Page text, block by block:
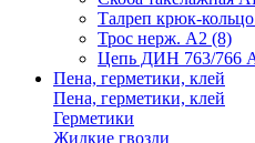
Талреп крюк-
Трос нерж. А2 (8)
Цепь ДИН 763/766
Пена, герметики, клей
Пена, герметики, клей
Герметики
Жидкие гвозди